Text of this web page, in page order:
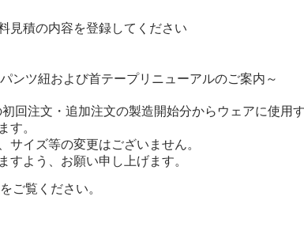
見積の内容を登録してください
ンツ紐および首テープリニューアルのご案内～
回注文・追加注文の製造開始分からウェアに使用
す。
サイズ等の変更はございません。
すよう、お願い申し上げます。
をご覧ください。